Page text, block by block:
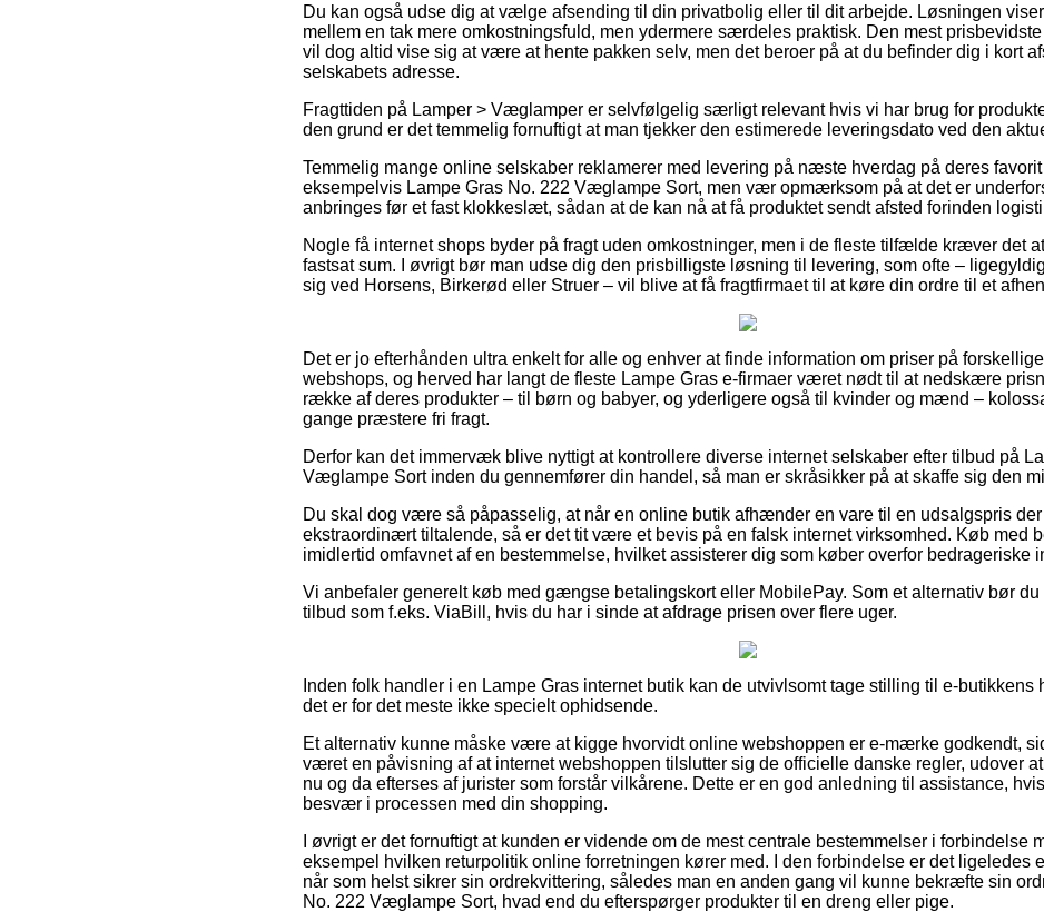
Du kan også udse dig at vælge afsending til din privatbolig eller til dit arbejde. Løsningen
mellem en tak mere omkostningsfuld, men ydermere særdeles praktisk. Den mest
vil dog altid vise sig at være at hente pakken selv, men det beroer på at du befinder dig i kort
selskabets adresse.
Fragttiden på Lamper > Væglamper er selvfølgelig særligt relevant hvis vi har brug for
den grund er det temmelig fornuftigt at man tjekker den estimerede leveringsdato ved den
Temmelig mange online selskaber reklamerer med levering på næste hverdag på deres
eksempelvis Lampe Gras No. 222 Væglampe Sort, men vær opmærksom på at det er
anbringes før et fast klokkeslæt, sådan at de kan nå at få produktet sendt afsted forinden
Nogle få internet shops byder på fragt uden omkostninger, men i de fleste tilfælde kræver det
fastsat sum. I øvrigt bør man udse dig den prisbilligste løsning til levering, som ofte –
sig ved Horsens, Birkerød eller Struer – vil blive at få fragtfirmaet til at køre din ordre til et
Det er jo efterhånden ultra enkelt for alle og enhver at finde information om priser på
webshops, og herved har langt de fleste Lampe Gras e-firmaer været nødt til at nedskære
række af deres produkter – til børn og babyer, og yderligere også til kvinder og mænd –
gange præstere fri fragt.
Derfor kan det immervæk blive nyttigt at kontrollere diverse internet selskaber efter tilbud på
Væglampe Sort inden du gennemfører din handel, så man er skråsikker på at skaffe sig den
Du skal dog være så påpasselig, at når en online butik afhænder en vare til en udsalgspris
ekstraordinært tiltalende, så er det tit være et bevis på en falsk internet virksomhed. Køb med
imidlertid omfavnet af en bestemmelse, hvilket assisterer dig som køber overfor bedrageriske
Vi anbefaler generelt køb med gængse betalingskort eller MobilePay. Som et alternativ bør du
tilbud som f.eks. ViaBill, hvis du har i sinde at afdrage prisen over flere uger.
Inden folk handler i en Lampe Gras internet butik kan de utvivlsomt tage stilling til e-butikkens
det er for det meste ikke specielt ophidsende.
Et alternativ kunne måske være at kigge hvorvidt online webshoppen er e-mærke godkendt,
været en påvisning af at internet webshoppen tilslutter sig de officielle danske regler, udover
nu og da efterses af jurister som forstår vilkårene. Dette er en god anledning til assistance,
besvær i processen med din shopping.
I øvrigt er det fornuftigt at kunden er vidende om de mest centrale bestemmelser i forbindelse
eksempel hvilken returpolitik online forretningen kører med. I den forbindelse er det ligeledes
når som helst sikrer sin ordrekvittering, således man en anden gang vil kunne bekræfte sin
No. 222 Væglampe Sort, hvad end du efterspørger produkter til en dreng eller pige.